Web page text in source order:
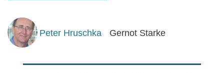
Peter Hruschka Gernot Starke